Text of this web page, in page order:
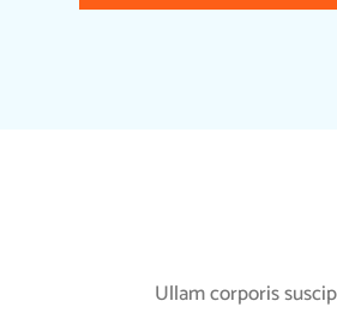
Ullam corporis